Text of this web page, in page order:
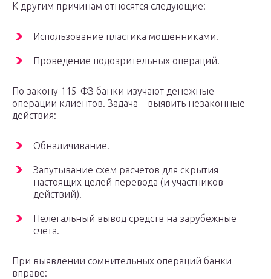
К другим причинам относятся следующие:
Использование пластика мошенниками.
Проведение подозрительных операций.
По закону 115-ФЗ банки изучают денежные
операции клиентов. Задача – выявить незаконные
действия:
Обналичивание.
Запутывание схем расчетов для скрытия
настоящих целей перевода (и участников
действий).
Нелегальный вывод средств на зарубежные
счета.
При выявлении сомнительных операций банки
вправе: